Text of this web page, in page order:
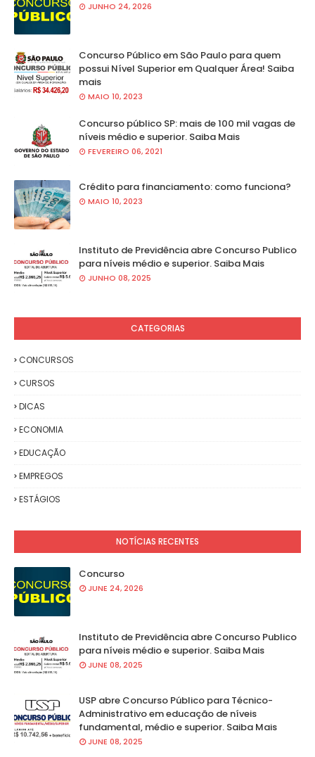
JUNHO 24, 2026
Concurso Público em São Paulo para quem
possui Nível Superior em Qualquer Área! Saiba
mais
MAIO 10, 2023
Concurso público SP: mais de 100 mil vagas de
níveis médio e superior. Saiba Mais
FEVEREIRO 06, 2021
Crédito para financiamento: como funciona?
MAIO 10, 2023
Instituto de Previdência abre Concurso Publico
para níveis médio e superior. Saiba Mais
JUNHO 08, 2025
CATEGORIAS
CONCURSOS
CURSOS
DICAS
ECONOMIA
EDUCAÇÃO
EMPREGOS
ESTÁGIOS
NOTÍCIAS RECENTES
Concurso
JUNE 24, 2026
Instituto de Previdência abre Concurso Publico
para níveis médio e superior. Saiba Mais
JUNE 08, 2025
USP abre Concurso Público para Técnico-
Administrativo em educação de níveis
fundamental, médio e superior. Saiba Mais
JUNE 08, 2025